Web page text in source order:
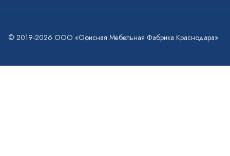
© 2019-2026 ООО «Офисная Мебельная Фабрика Краснодара»